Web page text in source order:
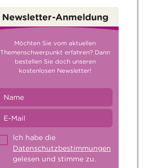
Newsletter-Anmeldung
Möchten Sie vom aktuellen
Themenschwerpunkt erfahren? Dann
bestellen Sie doch unseren
kostenlosen Newsletter!
Ich habe die
Datenschutzbestimmungen
gelesen und stimme zu.